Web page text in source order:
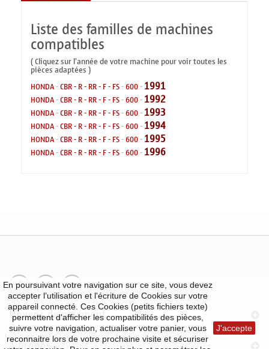
Liste des familles de machines
compatibles
( Cliquez sur l'année de votre machine pour voir toutes les
pièces adaptées )
HONDA-CBR - R - RR - F - FS-600-1991
HONDA-CBR - R - RR - F - FS-600-1992
HONDA-CBR - R - RR - F - FS-600-1993
HONDA-CBR - R - RR - F - FS-600-1994
HONDA-CBR - R - RR - F - FS-600-1995
HONDA-CBR - R - RR - F - FS-600-1996
Moyens de paiement
En poursuivant votre navigation sur ce site, vous devez
accepter l’utilisation et l'écriture de Cookies sur votre
appareil connecté. Ces Cookies (petits fichiers texte)
permettent d'afficher les compatibilités des pièces,
suivre votre navigation, actualiser votre panier, vous
reconnaitre lors de votre prochaine visite et sécuriser
J'accepte